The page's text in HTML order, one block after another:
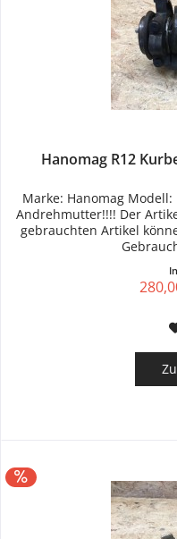
Hanomag R12
Marke: Hanomag
Andrehmutter!!!! Der
gebrauchten Artikel